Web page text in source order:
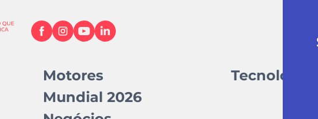
Motores
Mundial 2026
Tecnologia